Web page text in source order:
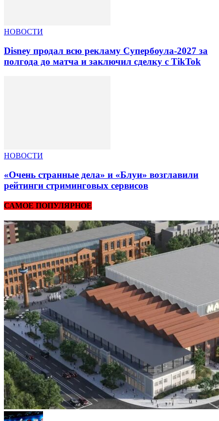
НОВОСТИ
Disney продал всю рекламу Супербоула-2027 за
полгода до матча и заключил сделку с TikTok
НОВОСТИ
«Очень странные дела» и «Блуи» возглавили
рейтинги стриминговых сервисов
САМОЕ ПОПУЛЯРНОЕ